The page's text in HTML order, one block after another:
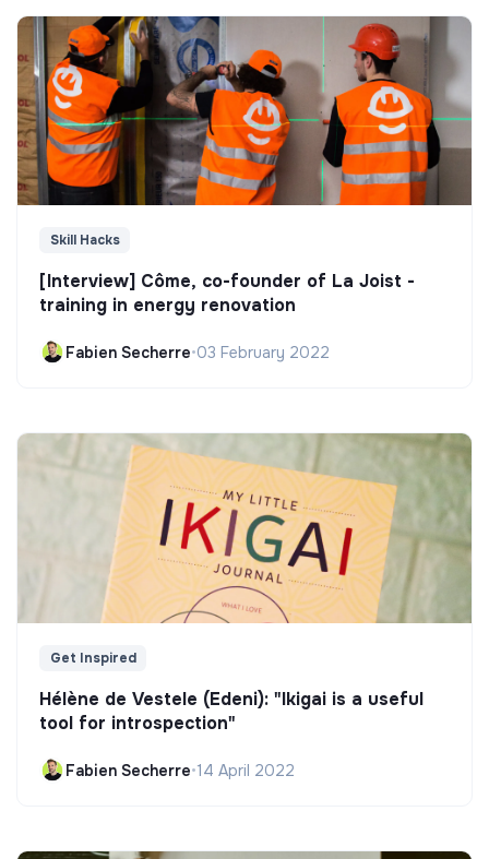
Skill Hacks
[Interview] Côme, co-founder of La Joist -
training in energy renovation
Fabien Secherre•03 February 2022
Get Inspired
Hélène de Vestele (Edeni): "Ikigai is a useful
tool for introspection"
Fabien Secherre•14 April 2022